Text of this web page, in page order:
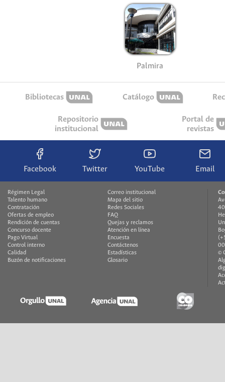
Palmira
Bibliotecas Catálogo
Repositorio
institucional
Portal de
revistas
Facebook Twitter YouTube Email
Régimen Legal
Talento humano
Contratación
Ofertas de empleo
Rendición de cuentas
Concurso docente
Pago Virtual
Control interno
Calidad
Buzón de notificaciones
Correo institucional
Mapa del sitio
Redes Sociales
FAQ
Quejas y reclamos
Atención en línea
Encuesta
Contáctenos
Estadísticas
Glosario
©